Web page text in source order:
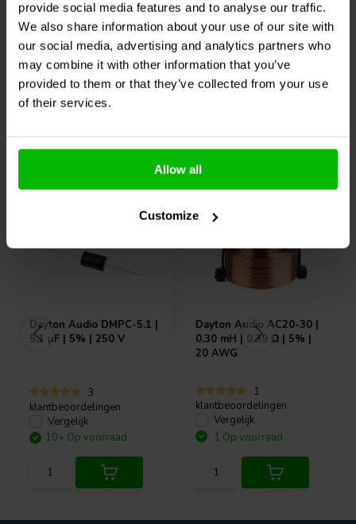
provide social media features and to analyse our traffic.
We also share information about your use of our site with
our social media, advertising and analytics partners who
may combine it with other information that you’ve
provided to them or that they’ve collected from your use
of their services.
Allow all
Customize
5
klantbeoordelingen
Vergelijk
10 Op voorraad
3
klantbeoordelingen
Vergelijk
10+ Op voorraad
Dayton Audio DMPC-5.1 |
5,1 µF | 5% | 250 V
3
klantbeoordelingen
Vergelijk
10+ Op voorraad
Dayton Audio AC20-30 |
0.30 mH | 0.39 Ω | 5% |
20 AWG
1
klantbeoordelingen
Vergelijk
1 Op voorraad